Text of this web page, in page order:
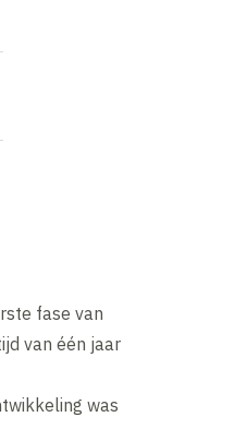
fase van
van één jaar
was